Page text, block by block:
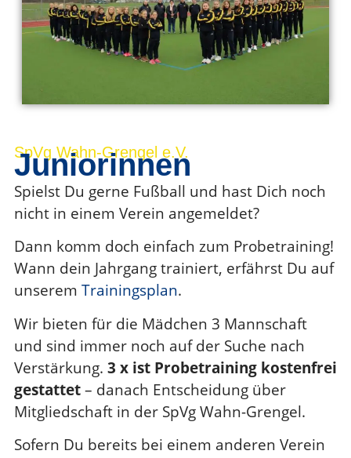
SpVg Wahn-Grengel e.V.
Juniorinnen
Spielst Du gerne Fußball und hast Dich noch
nicht in einem Verein angemeldet?
Dann komm doch einfach zum Probetraining!
Wann dein Jahrgang trainiert, erfährst Du auf
unserem Trainingsplan.
Wir bieten für die Mädchen 3 Mannschaft
und sind immer noch auf der Suche nach
Verstärkung. 3 x ist Probetraining kostenfrei
gestattet– danach Entscheidung über
Mitgliedschaft in der SpVg Wahn-Grengel.
Sofern Du bereits bei einem anderen Verein